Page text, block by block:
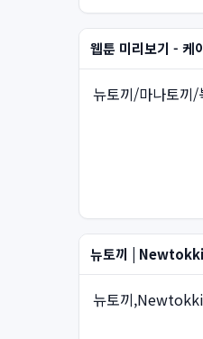
웹툰 미리보기 - 케
뉴토끼/마나토끼
뉴토끼 | Newtokki
뉴토끼,Newtokki